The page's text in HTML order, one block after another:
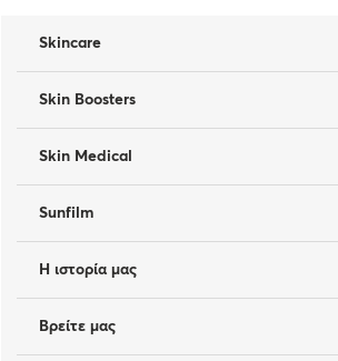
Skincare
Skin Boosters
Skin Medical
Sunfilm
Η ιστορία μας
Βρείτε μας